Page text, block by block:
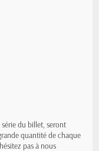
du billet, seront
quantité de chaque
pas à nous